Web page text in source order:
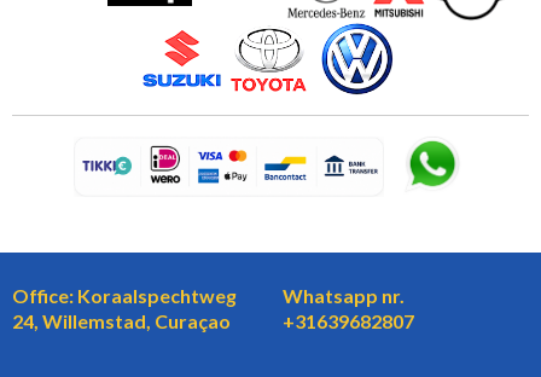
Office: Koraalspechtweg
24, Willemstad, Curaçao
Whatsapp nr.
+31639682807